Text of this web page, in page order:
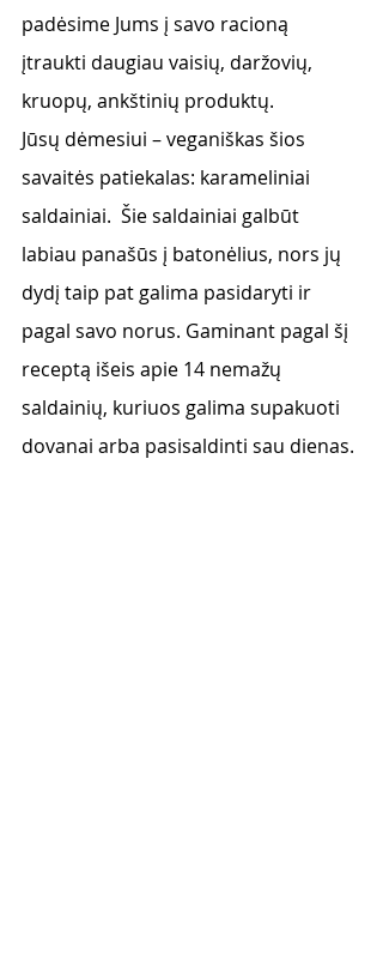
padėsime Jums į savo racioną
įtraukti daugiau vaisių, daržovių,
kruopų, ankštinių produktų.
Jūsų dėmesiui – veganiškas šios
savaitės patiekalas: karameliniai
saldainiai.  Šie saldainiai galbūt
labiau panašūs į batonėlius, nors jų
dydį taip pat galima pasidaryti ir
pagal savo norus. Gaminant pagal šį
receptą išeis apie 14 nemažų
saldainių, kuriuos galima supakuoti
dovanai arba pasisaldinti sau dienas.